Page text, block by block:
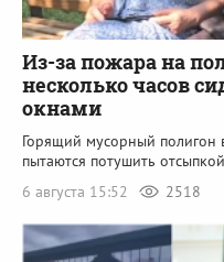
Из-за пожара на
несколько часов
окнами
Горящий мусорный полигон
пытаются потушить
6 августа 15:52
2518